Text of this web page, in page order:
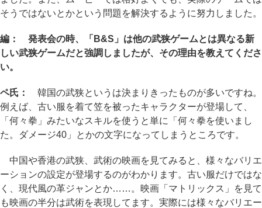
そうではないとかという問題を解決するように努力しました。
編： 発表会の時、「B&S」は他の武狭ゲームとは異なる新
しい武狭ゲームだと強調しましたが、その理由を教えてくださ
い。
ペ氏：
韓国の武狭というは決まりきったものが多いですね。
例えば、古い服を着て笠を被ったキャラクターが登場して、
「何々拳」みたいなスキルを使うと単に「何々拳を使いまし
た。ダメージ40」とかの文字になってしまうところです。
中国や香港の武狭、武術の映画を見てみると、様々なバリエ
ーションの設定が登場するのがわかります。古い服だけではな
く、現代風の革ジャンとか……。映画「マトリックス」を見て
も映画の半分は武術を表現してます。実際には様々なバリエー